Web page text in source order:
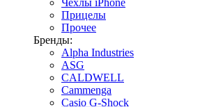
Чехлы iPhone
Прицелы
Прочее
Бренды:
Alpha Industries
ASG
CALDWELL
Cammenga
Casio G-Shock